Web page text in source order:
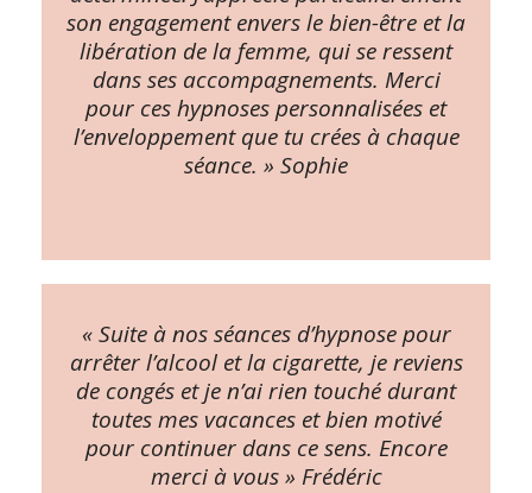
son engagement envers le bien-être et la
libération de la femme, qui se ressent
dans ses accompagnements. Merci
pour ces hypnoses personnalisées et
l’enveloppement que tu crées à chaque
séance. » Sophie
« Suite à nos séances d’hypnose pour
arrêter l’alcool et la cigarette, je reviens
de congés et je n’ai rien touché durant
toutes mes vacances et bien motivé
pour continuer dans ce sens. Encore
merci à vous » Frédéric